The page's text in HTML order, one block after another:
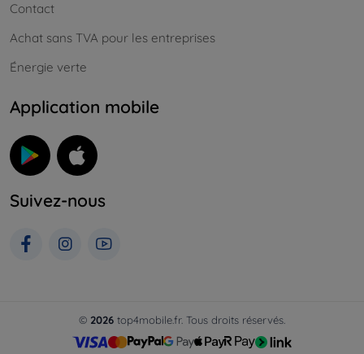
Contact
Achat sans TVA pour les entreprises
Énergie verte
Application mobile
Suivez-nous
© 2026 top4mobile.fr. Tous droits réservés.